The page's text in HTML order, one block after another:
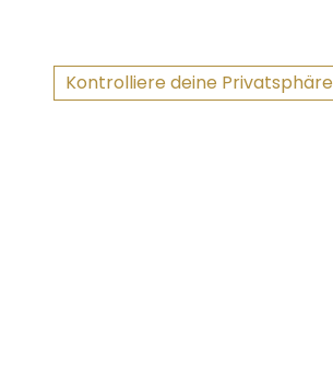
Kontrolliere deine Privatsphäre